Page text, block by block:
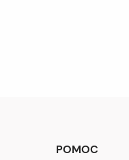
POMOC